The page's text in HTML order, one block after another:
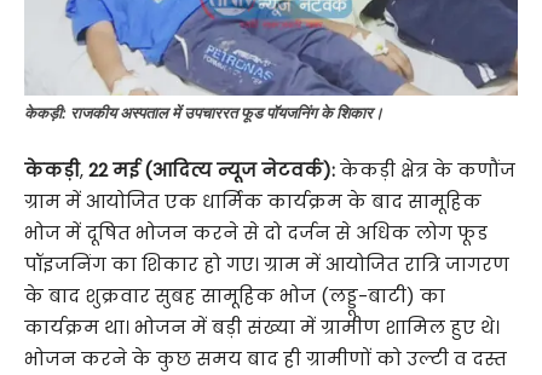
केकड़ी: राजकीय अस्पताल में उपचाररत फूड पॉयजनिंग के शिकार।
केकड़ी,22 मई (आदित्य न्यूज नेटवर्क):केकड़ी क्षेत्र के कणौंज
ग्राम में आयोजित एक धार्मिक कार्यक्रम के बाद सामूहिक
भोज में दूषित भोजन करने से दो दर्जन से अधिक लोग फूड
पॉइजनिंग का शिकार हो गए। ग्राम में आयोजित रात्रि जागरण
के बाद शुक्रवार सुबह सामूहिक भोज (लड्डू-बाटी) का
कार्यक्रम था। भोजन में बड़ी संख्या में ग्रामीण शामिल हुए थे।
भोजन करने के कुछ समय बाद ही ग्रामीणों को उल्टी व दस्त